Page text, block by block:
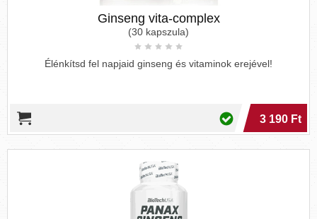
Ginseng vita-complex
(30 kapszula)
Élénkítsd fel napjaid ginseng és vitaminok erejével!
3 190 Ft